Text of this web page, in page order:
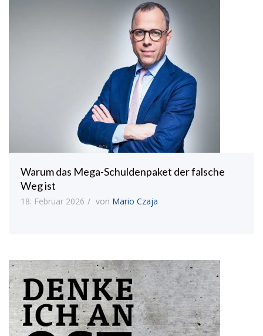
Warum das Mega-Schuldenpaket der falsche
Weg ist
18. Februar 2026 von Mario Czaja